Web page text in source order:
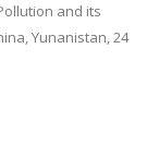
and its
Yunanistan, 24